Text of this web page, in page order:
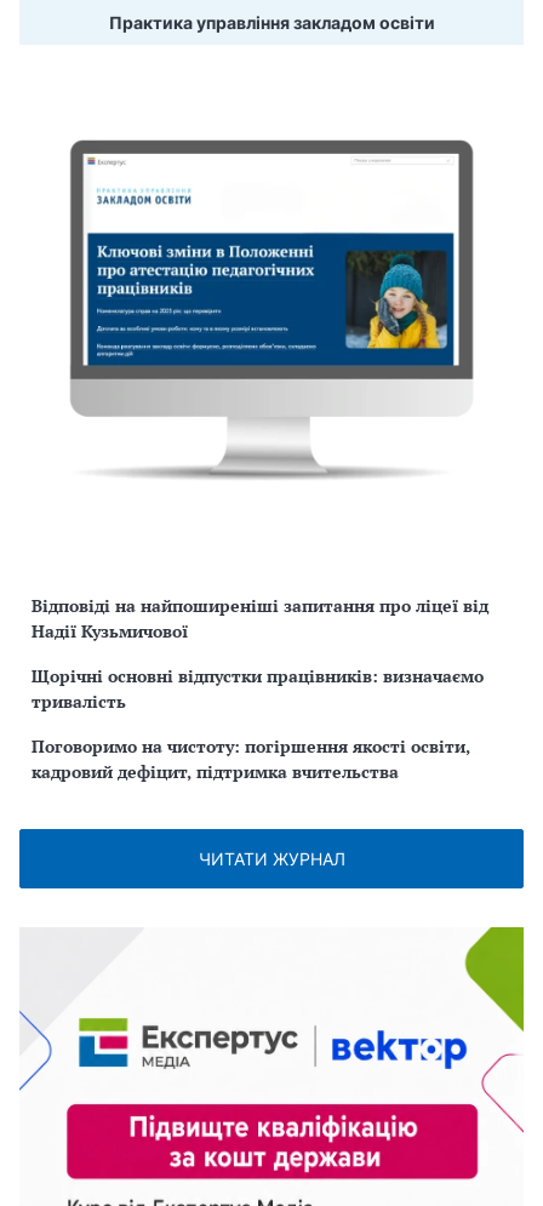
Практика управління закладом освіти
Відповіді на найпоширеніші запитання про ліцеї від
Надії Кузьмичової
Щорічні основні відпустки працівників: визначаємо
тривалість
Поговоримо на чистоту: погіршення якості освіти,
кадровий дефіцит, підтримка вчительства
ЧИТАТИ ЖУРНАЛ